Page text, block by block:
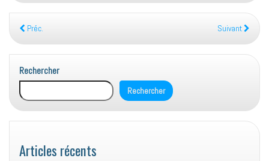
Préc. Suivant
Rechercher
Rechercher
Articles récents